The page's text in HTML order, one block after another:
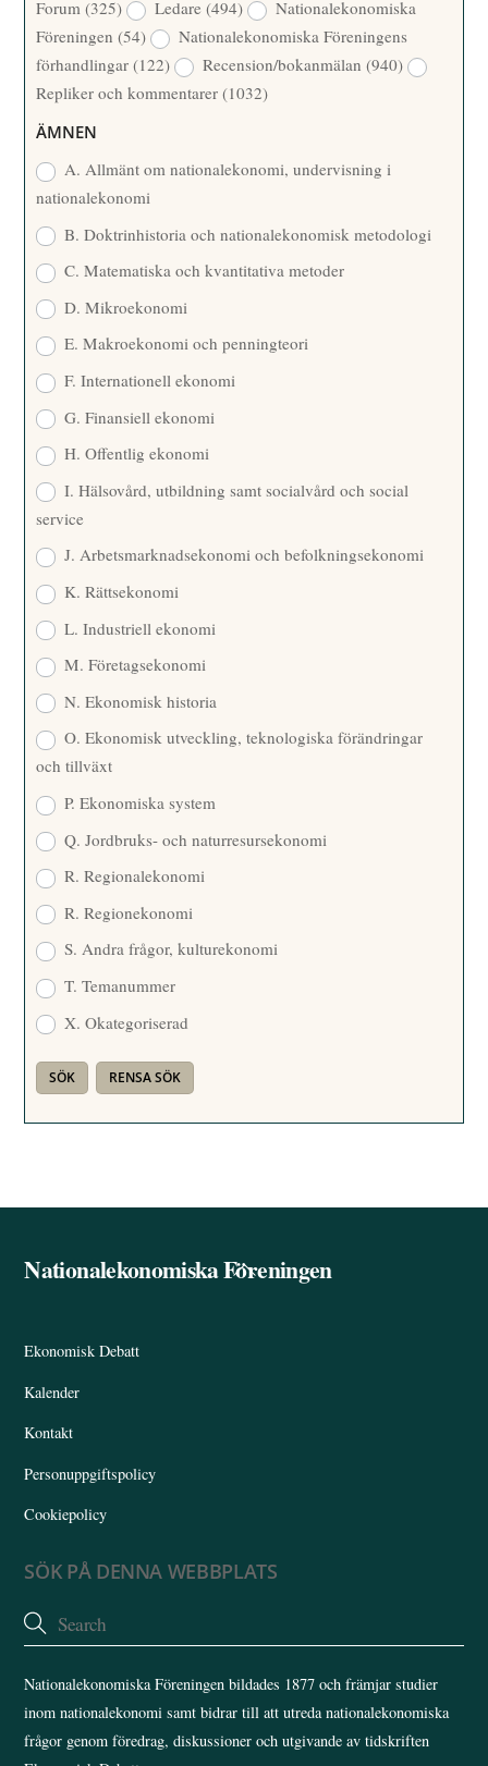
Forum(325) Ledare(494)
Nationalekonomiska
Föreningen(54)
Nationalekonomiska Föreningens
förhandlingar(122) Recension/bokanmälan(940)
Repliker och kommentarer(1032)
ÄMNEN
A. Allmänt om nationalekonomi, undervisning i
nationalekonomi
B. Doktrinhistoria och nationalekonomisk metodologi
C. Matematiska och kvantitativa metoder
D. Mikroekonomi
E. Makroekonomi och penningteori
F. Internationell ekonomi
G. Finansiell ekonomi
H. Offentlig ekonomi
I. Hälsovård, utbildning samt socialvård och social
service
J. Arbetsmarknadsekonomi och befolkningsekonomi
K. Rättsekonomi
L. Industriell ekonomi
M. Företagsekonomi
N. Ekonomisk historia
O. Ekonomisk utveckling, teknologiska förändringar
och tillväxt
P. Ekonomiska system
Q. Jordbruks- och naturresursekonomi
R. Regionalekonomi
R. Regionekonomi
S. Andra frågor, kulturekonomi
T. Temanummer
X. Okategoriserad
Back
Nationalekonomiska Föreningen
Ekonomisk Debatt
Kalender
Kontakt
Personuppgiftspolicy
Cookiepolicy
SÖK PÅ DENNA WEBBPLATS
Nationalekonomiska Föreningen bildades 1877 och främjar studier
inom nationalekonomi samt bidrar till att utreda nationalekonomiska
frågor genom föredrag, diskussioner och utgivande av tidskriften